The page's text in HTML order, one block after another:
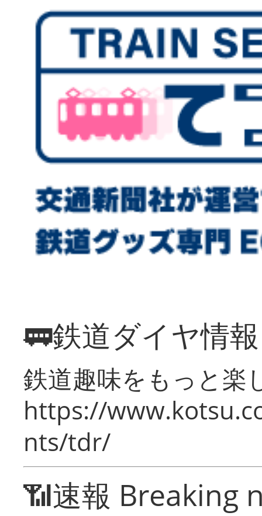
🚃鉄道ダイヤ情
鉄道趣味をもっと楽
https://
nts/tdr/
📶速報 Breaking